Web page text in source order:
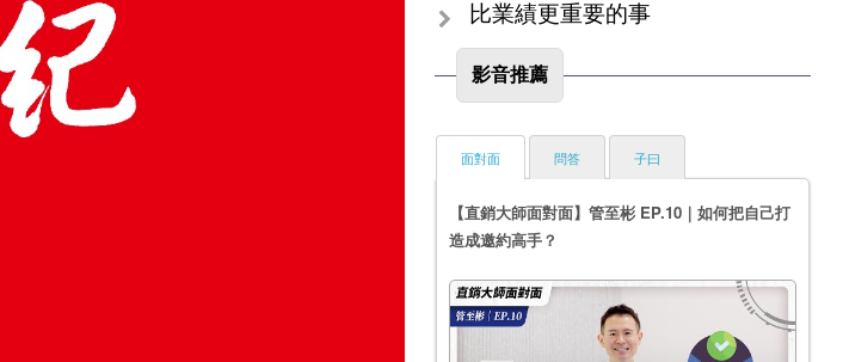
比業績更重要的事
影音推薦
面對面
【直銷大師面對面】管至彬 EP.10｜如何把自己打
造成邀約高手？
問答 子曰